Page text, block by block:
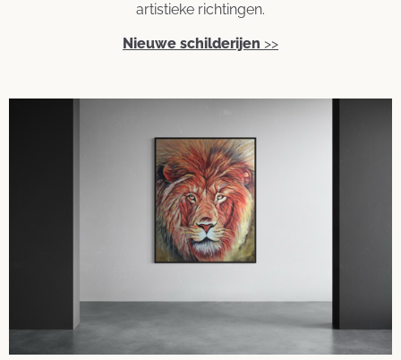
artistieke richtingen.
Nieuwe schilderijen >>